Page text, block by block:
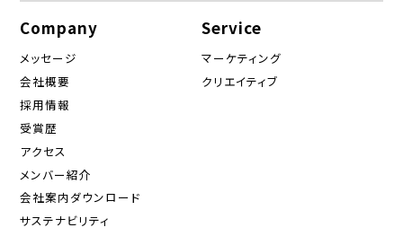
Company
メッセージ
会社概要
採用情報
受賞歴
アクセス
メンバー紹介
会社案内ダウンロード
サステナビリティ
Service
マーケティング
クリエイティブ